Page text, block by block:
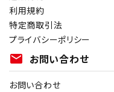
利用規約
特定商取引法
プライバシーポリシー
mail お問い合わせ
お問い合わせ